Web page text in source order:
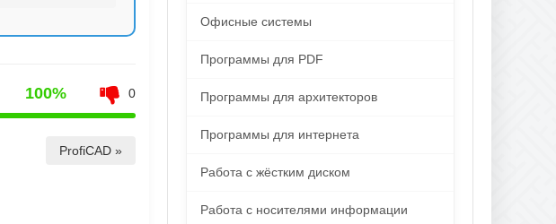
100% 0
ProfiCAD »
Офисные системы
Программы для PDF
Программы для архитекторов
Программы для интернета
Работа с жёстким диском
Работа с носителями информации